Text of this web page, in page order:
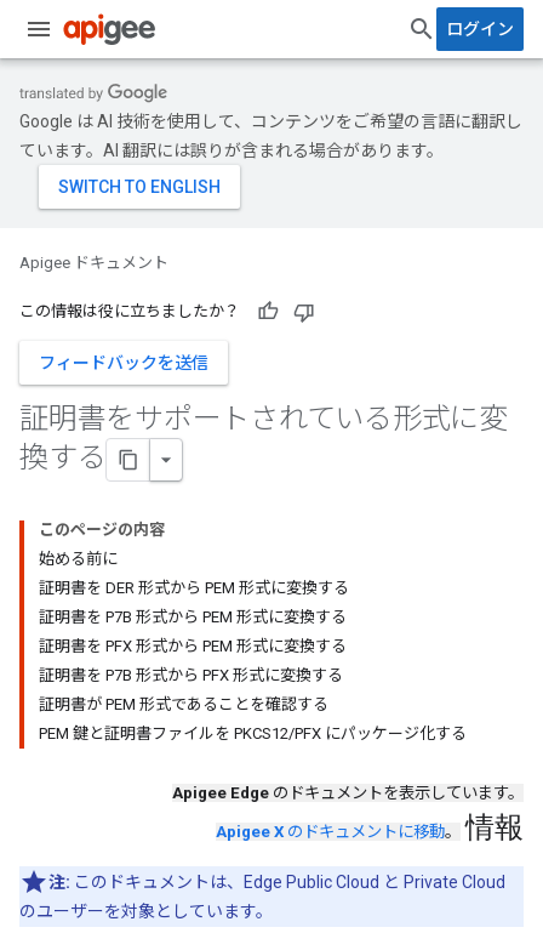
ログイン
Google は AI 技術を使用して、コンテンツをご希望の言語に翻訳し
ています。AI 翻訳には誤りが含まれる場合があります。
Apigee ドキュメント
この情報は役に立ちましたか？
フィードバックを送信
証明書をサポートされている形式に変
換する
このページの内容
始める前に
証明書を DER 形式から PEM 形式に変換する
証明書を P7B 形式から PEM 形式に変換する
証明書を PFX 形式から PEM 形式に変換する
証明書を P7B 形式から PFX 形式に変換する
証明書が PEM 形式であることを確認する
PEM 鍵と証明書ファイルを PKCS12/PFX にパッケージ化する
Apigee Edge のドキュメントを表示しています。
Apigee X のドキュメントに移動。 情報
注: このドキュメントは、Edge Public Cloud と Private Cloud
のユーザーを対象としています。